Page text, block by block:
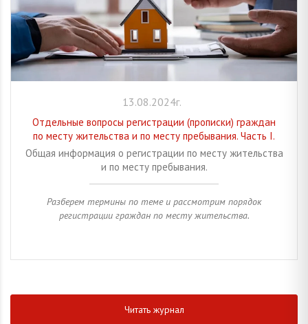
13.08.2024г.
Отдельные вопросы регистрации (прописки) граждан
по месту жительства и по месту пребывания. Часть I.
Общая информация о регистрации по месту жительства
и по месту пребывания.
Разберем термины по теме и рассмотрим порядок
регистрации граждан по месту жительства.
Читать журнал